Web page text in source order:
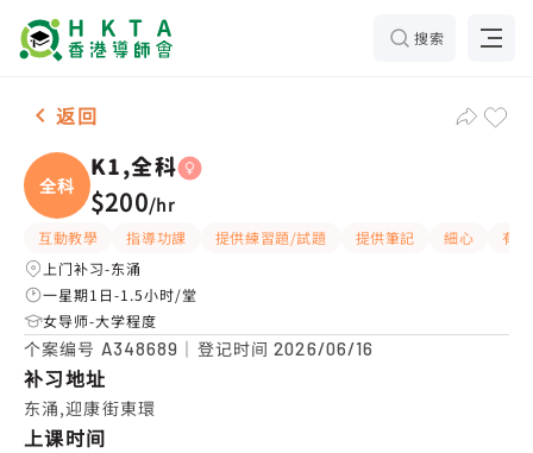
搜索
女-1名 K1,全科，东涌 补习推介
返回
全科
K1,全科
$200/hr
互動教學 指導功課 提供練習題/試題 提供筆記 細心
有
上门补习-东涌
一星期1日-1.5小时/堂
女导师-大学程度
个案编号 A348689 ｜登记时间2026/06/16
补习地址
东涌,迎康街東環
上课时间